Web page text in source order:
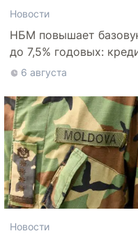
Новости
НБМ повышает
до 7,5% годовых:
дороже
6 августа
Новости